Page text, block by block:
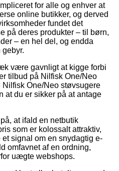
for alle og enhver at
online butikker, og derved
fundet det
på deres produkter – til børn,
– en hel del, og endda
være gavnligt at kigge forbi
tilbud på Nilfisk One/Neo
One/Neo støvsugere
at du er sikker på at antage
at ifald en netbutik
som er kolossalt attraktiv,
signal om en snydagtig e-
omfavnet af en ordning,
uægte webshops.